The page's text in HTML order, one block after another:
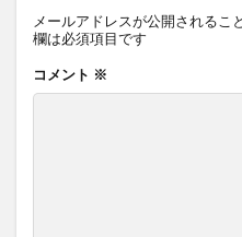
メールアドレスが公開されるこ
欄は必須項目です
コメント ※